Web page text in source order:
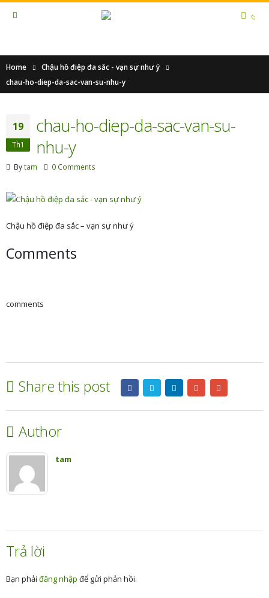
Home
Chậu hồ điệp đa sắc - vạn sự như ý
chau-ho-diep-da-sac-van-su-nhu-y
19
Th1
chau-ho-diep-da-sac-van-su-
nhu-y
Bytam 0 Comments
Chậu hồ điệp đa sắc – vạn sự như ý
Comments
comments
Share this post
Author
tam
Trả lời
Bạn phải đăng nhập để gửi phản hồi.